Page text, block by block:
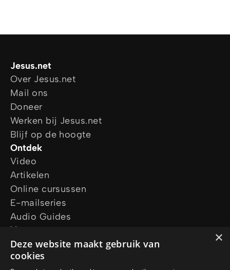
Jesus.net
Over Jesus.net
Mail ons
Doneer
Werken bij Jesus.net
Blijf op de hoogte
Ontdek
Video
Artikelen
Online cursussen
E-mailseries
Audio Guides
Vraag ons
Ik wil gebed
Ik heb een vraag
×
Deze website maakt gebruik van
cookies